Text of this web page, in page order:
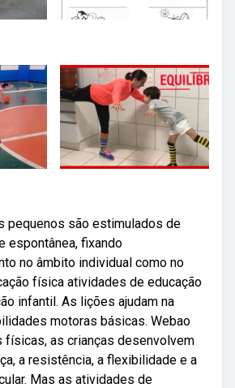
pequenos são estimulados de
espontânea, fixando
no âmbito individual como no
física atividades de educação
infantil. As lições ajudam na
motoras básicas. Webao
físicas, as crianças desenvolvem
a resistência, a flexibilidade e a
Mas as atividades de